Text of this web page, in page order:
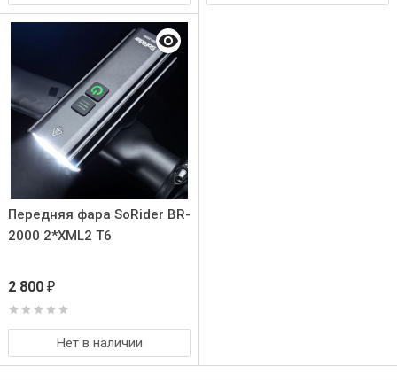
Передняя фара SoRider BR-
2000 2*XML2 T6
2 800 ₽
Нет в наличии